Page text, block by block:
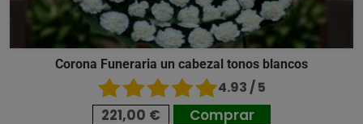
Corona Funeraria un cabezal tonos blancos
4.93 / 5
221,00 € Comprar